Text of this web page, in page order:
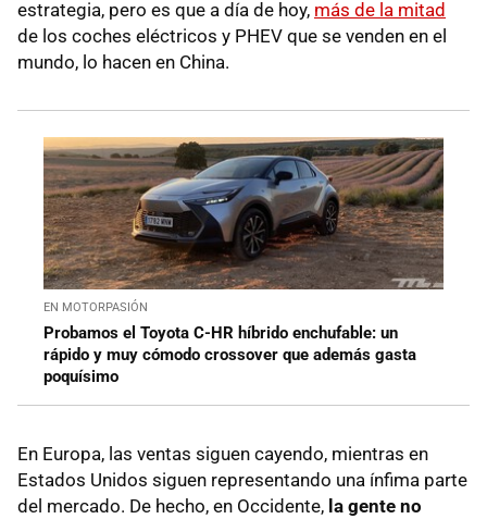
estrategia, pero es que a día de hoy, más de la mitad
de los coches eléctricos y PHEV que se venden en el
mundo, lo hacen en China.
EN MOTORPASIÓN
Probamos el Toyota C-HR híbrido enchufable: un
rápido y muy cómodo crossover que además gasta
poquísimo
En Europa, las ventas siguen cayendo, mientras en
Estados Unidos siguen representando una ínfima parte
del mercado. De hecho, en Occidente, la gente no